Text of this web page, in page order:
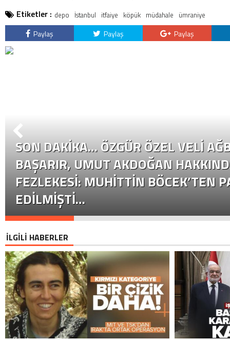
Etiketler : depo İstanbul itfaiye köpük müdahale ümraniye
Paylaş Paylaş Paylaş
SON DAKİKA… ÖZGÜR ÖZEL VELI
BAŞARIR, UMUT AKDOĞAN
FEZLEKESI: MUHITTIN BÖCEK’TEN
EDILMIŞTI…
İLGİLİ HABERLER